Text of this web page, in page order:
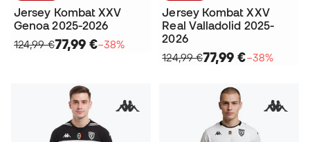
Jersey Kombat XXV
Genoa 2025-2026
124,99 €77,99 €−38%
Jersey Kombat XXV
Real Valladolid 2025-
2026
124,99 €77,99 €−38%